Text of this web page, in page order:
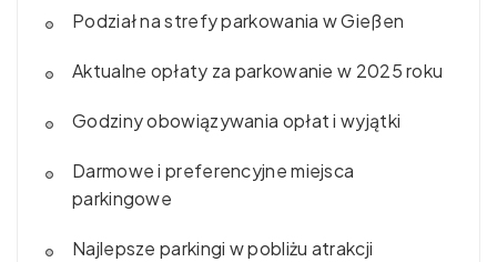
Podział na strefy parkowania w Gießen
Aktualne opłaty za parkowanie w 2025 roku
Godziny obowiązywania opłat i wyjątki
Darmowe i preferencyjne miejsca
parkingowe
Najlepsze parkingi w pobliżu atrakcji